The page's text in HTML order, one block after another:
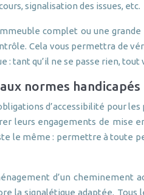
signalisation des issues, etc.
complet ou une
Cela vous permettra de
: tant qu’il ne se passe rien,
normes handicapés
d’accessibilité pour
leurs engagements de
le même : permettre à toute
d’un cheminement
la signalétique adaptée.